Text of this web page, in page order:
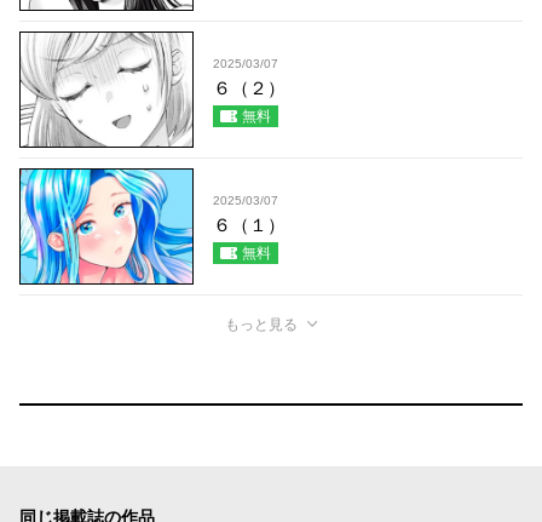
2025/03/07
６（２）
無料
2025/03/07
６（１）
無料
もっと見る
同じ掲載誌の作品